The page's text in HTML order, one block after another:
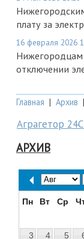
плату за
16 февраля 2026
Нижегородцам
отключении
Главная | Архив |
Аграгетор
АРХИВ
Пн Вт Ср
3
4 5